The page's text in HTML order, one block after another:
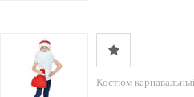
Костюм